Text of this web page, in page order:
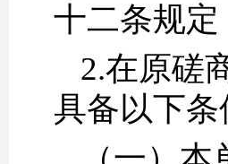
十二条规
2.在原磋
具备以下条